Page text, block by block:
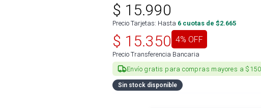
$ 15.990
Precio Tarjetas: Hasta 6 cuotas de $2.665
$ 15.350 4% OFF
Precio Transferencia Bancaria
Envío gratis para compras mayores a
Sin stock disponible